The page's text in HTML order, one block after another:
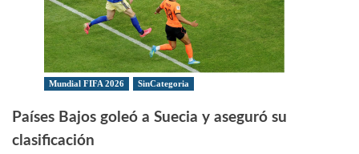
Mundial FIFA 2026 SinCategoria
Países Bajos goleó a Suecia y aseguró su
clasificación